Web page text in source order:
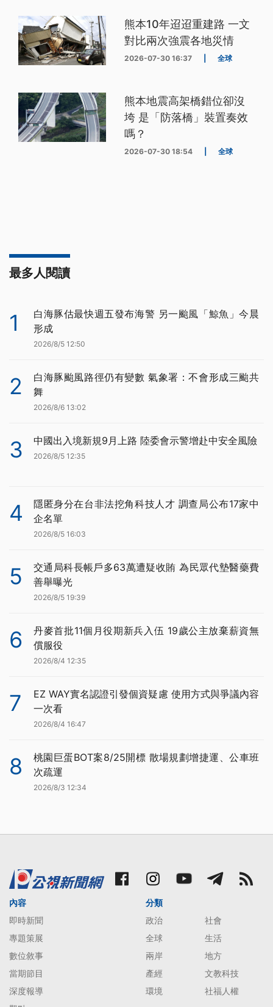
熊本10年迢迢重建路 一文
對比兩次強震各地災情
2026-07-30 16:37 全球
熊本地震高架橋錯位卻沒
垮 是「防落橋」裝置奏效
嗎？
2026-07-30 18:54 全球
最多人閱讀
1
白海豚估最快週五發布海警 另一颱風「鯨魚」今晨
形成
2026/8/5 12:50
2
白海豚颱風路徑仍有變數 氣象署：不會形成三颱共
舞
2026/8/6 13:02
3 中國出入境新規9月上路 陸委會示警增赴中安全風險
2026/8/5 12:35
4
隱匿身分在台非法挖角科技人才 調查局公布17家中
企名單
2026/8/5 16:03
5
交通局科長帳戶多63萬遭疑收賄 為民眾代墊醫藥費
善舉曝光
2026/8/5 19:39
6
丹麥首批11個月役期新兵入伍 19歲公主放棄薪資無
償服役
2026/8/4 12:35
7
EZ WAY實名認證引發個資疑慮 使用方式與爭議內容
一次看
2026/8/4 16:47
8
桃園巨蛋BOT案8/25開標 散場規劃增捷運、公車班
次疏運
2026/8/3 12:34
內容
即時新聞
專題策展
數位敘事
當期節目
深度報導
分類
政治
社會
全球
生活
兩岸
地方
產經
文教科技
環境
社福人權